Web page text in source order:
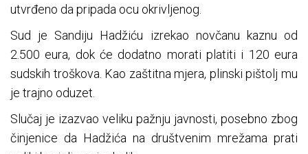
utvrđeno da pripada ocu okrivljenog.
Sud je Sandiju Hadžiću izrekao novčanu kaznu od
2.500 eura, dok će dodatno morati platiti i 120 eura
sudskih troškova. Kao zaštitna mjera, plinski pištolj mu
je trajno oduzet.
Slučaj je izazvao veliku pažnju javnosti, posebno zbog
činjenice da Hadžića na društvenim mrežama prati